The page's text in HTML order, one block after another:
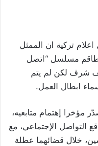
تركية ان الممثل
طاقم مسلسل “​اتصل
شرف لكن لم يتم
ابطال العمل.
مؤخرا إهتمام متابعيه،
التواصل الإجتماعي، مع
خلال قضائهما عطلة